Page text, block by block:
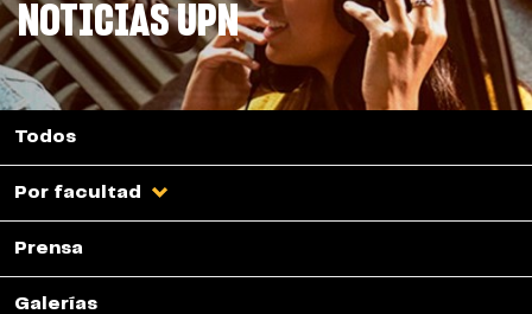
NOTICIAS UPN
Todos
Por facultad
Prensa
Galerías